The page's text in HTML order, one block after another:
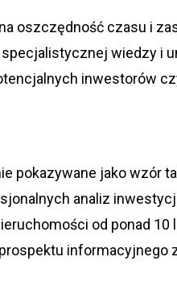
oszczędność czasu i
wiedzy i
inwestorów
pokazywane jako wzór
analiz
od ponad